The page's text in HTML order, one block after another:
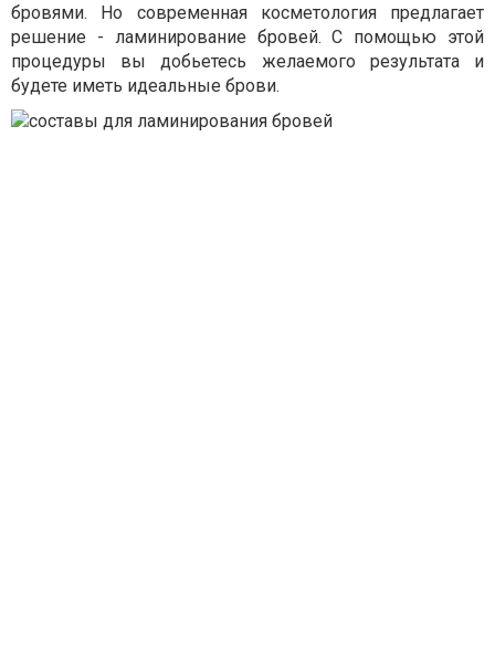
бровями. Но современная косметология предлагает
решение - ламинирование бровей. С помощью этой
процедуры вы добьетесь желаемого результата и
будете иметь идеальные брови.